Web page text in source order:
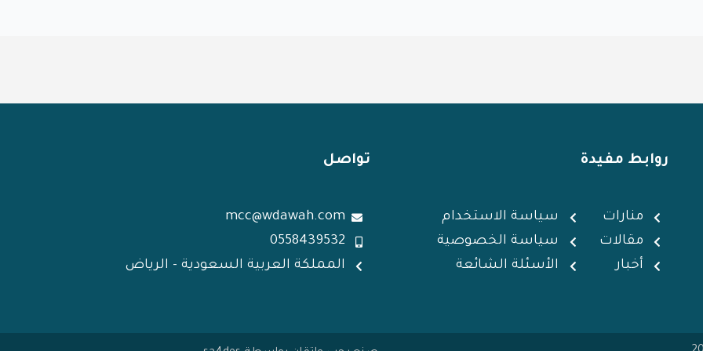
روابط مفيدة
منارات
مقالات
أخبار
سياسة الاستخدام
سياسة الخصوصية
الأسئلة الشائعة
تواصل
mcc@wdawah.com
0558439532
المملكة العربية السعودية - الرياض